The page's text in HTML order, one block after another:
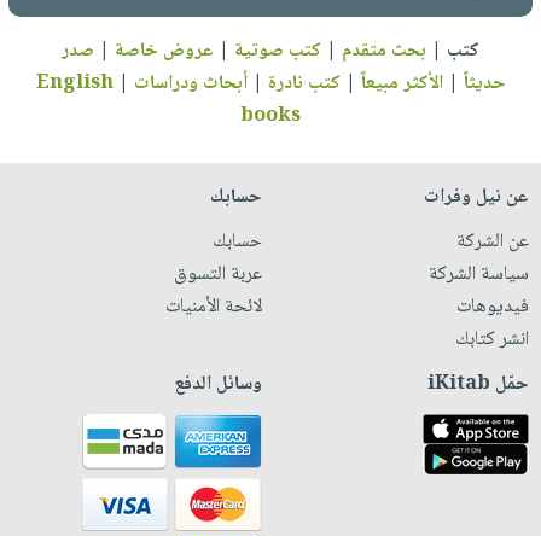
كتب | بحث متقدم | كتب صوتية | عروض خاصة | صدر
حديثاً |الأكثر مبيعاً | كتب نادرة |أبحاث ودراسات |
English
books
عن نيل وفرات
عن الشركة
سياسة الشركة
فيديوهات
انشر كتابك
حسابك
حسابك
عربة التسوق
لائحة الأمنيات
حمّل iKitab وسائل الدفع